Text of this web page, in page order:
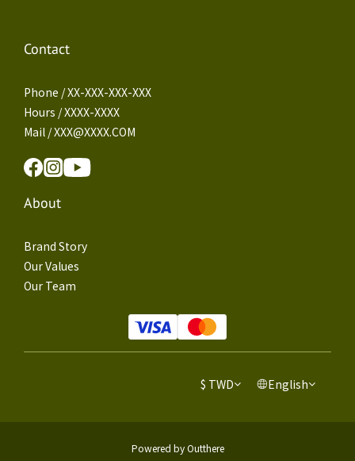
Contact
Phone / XX-XXX-XXX-XXX
Hours / XXXX-XXXX
Mail / XXX@XXXX.COM
About
Brand Story
Our Values
Our Team
$ TWD English
Powered by Outthere